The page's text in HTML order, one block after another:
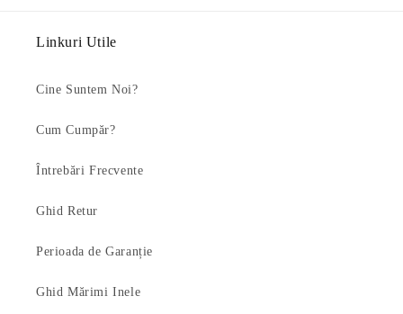
Linkuri Utile
Cine Suntem Noi?
Cum Cumpăr?
Întrebări Frecvente
Ghid Retur
Perioada de Garanție
Ghid Mărimi Inele